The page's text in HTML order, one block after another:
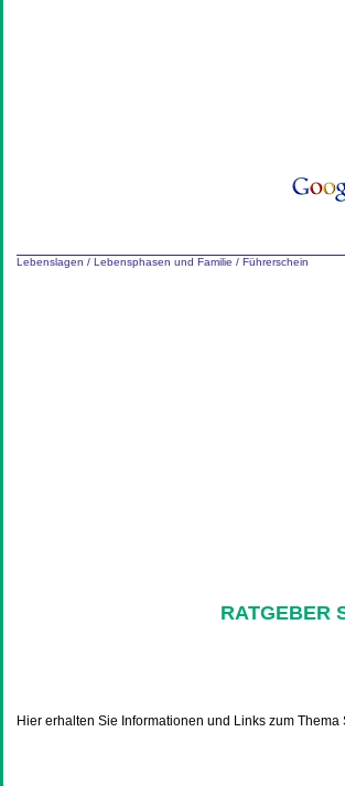
Lebenslagen / Lebensphasen und Familie / Führerschein
RATGEBER
Hier erhalten Sie Informationen und Links zum